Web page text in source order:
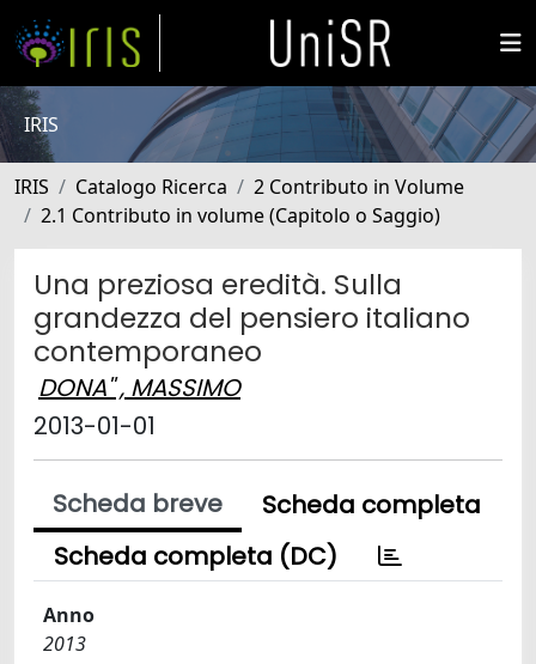
IRIS
IRIS Catalogo Ricerca
2 Contributo in Volume
2.1 Contributo in volume (Capitolo o Saggio)
Una preziosa eredità. Sulla
grandezza del pensiero italiano
contemporaneo
DONA'' , MASSIMO
2013-01-01
Scheda breve
Scheda completa
Scheda completa (DC)
Anno
2013